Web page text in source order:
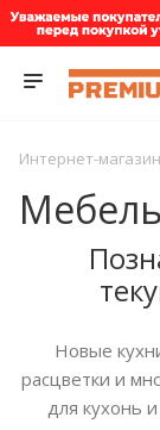
Интернет-магазин
Мебель
Новые
расцветки и
для кухонь